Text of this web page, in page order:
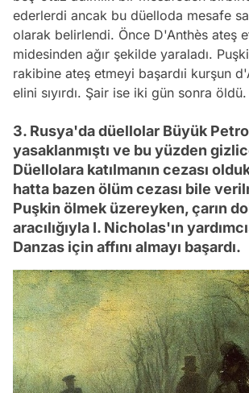
ederlerdi ancak bu düelloda mesafe
olarak belirlendi. Önce D'Anthès ateş
midesinden ağır şekilde yaraladı.
rakibine ateş etmeyi başardıi kurşun
elini sıyırdı. Şair ise iki gün sonra öldü.
3. Rusya'da düellolar Büyük
yasaklanmıştı ve bu yüzden
Düellolara katılmanın cezası
hatta bazen ölüm cezası bile
Puşkin ölmek üzereyken, çarın
aracılığıyla I. Nicholas'ın
Danzas için affını almayı başardı.